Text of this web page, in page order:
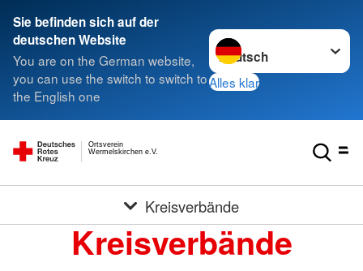
Sie befinden sich auf der
deutschen Website
You are on the German website,
you can use the switch to switch to
the English one
Sprache wechseln zu
Alles klar
Wermelskirchen e.V.
Ortsverein
Kreisverbände
Kreisverbände